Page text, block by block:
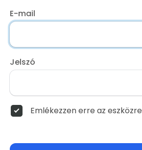
E-mail
Jelszó
Emlékezzen erre az eszközre